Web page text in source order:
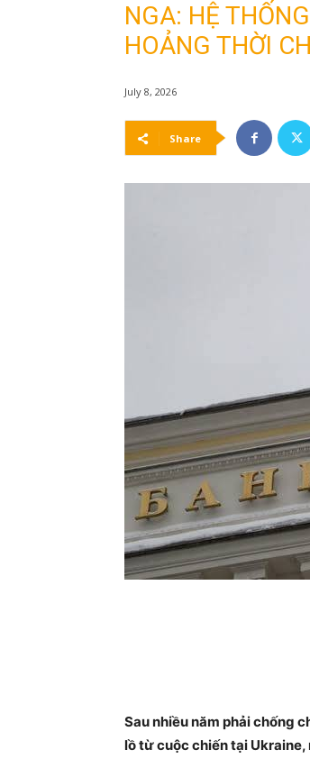
NGA: HỆ
HOẢNG THỜI
July 8, 2026
Share
Sau nhiều năm phải chống
lồ từ cuộc chiến tại Ukraine,